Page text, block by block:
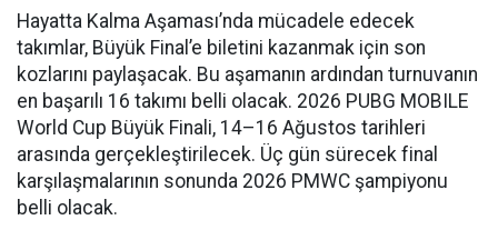
Hayatta Kalma Aşaması’nda mücadele edecek
takımlar, Büyük Final’e biletini kazanmak için son
kozlarını paylaşacak. Bu aşamanın ardından turnuvanın
en başarılı 16 takımı belli olacak. 2026 PUBG MOBILE
World Cup Büyük Finali, 14–16 Ağustos tarihleri
arasında gerçekleştirilecek. Üç gün sürecek final
karşılaşmalarının sonunda 2026 PMWC şampiyonu
belli olacak.